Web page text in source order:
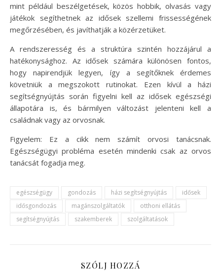
mint például beszélgetések, közös hobbik, olvasás vagy
játékok segíthetnek az idősek szellemi frissességének
megőrzésében, és javíthatják a közérzetüket.
A rendszeresség és a struktúra szintén hozzájárul a
hatékonysághoz. Az idősek számára különösen fontos,
hogy napirendjük legyen, így a segítőknek érdemes
követniük a megszokott rutinokat. Ezen kívül a házi
segítségnyújtás során figyelni kell az idősek egészségi
állapotára is, és bármilyen változást jelenteni kell a
családnak vagy az orvosnak.
Figyelem: Ez a cikk nem számít orvosi tanácsnak.
Egészségügyi probléma esetén mindenki csak az orvos
tanácsát fogadja meg.
egészségügy gondozás házi segítségnyújtás
idősek
idősgondozás
magánszolgáltatók
otthoni ellátás
segítségnyújtás
szakemberek szolgáltatások
SZÓLJ HOZZÁ